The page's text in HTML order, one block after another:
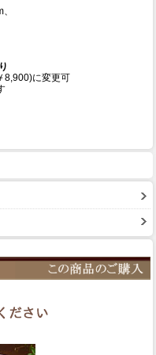
8,900)に変更可